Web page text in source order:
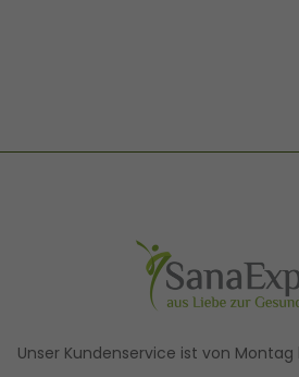
Unser Kundenservice ist von